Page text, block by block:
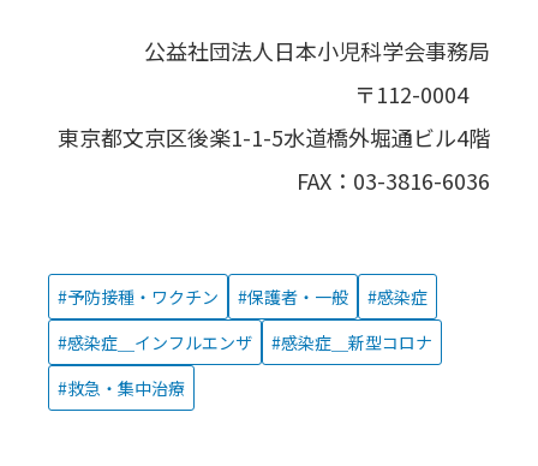
公益社団法人日本小児科学会事務局
〒112-0004
東京都文京区後楽1-1-5水道橋外堀通ビル4階
FAX：03-3816-6036
予防接種・ワクチン 保護者・一般
感染症
感染症＿インフルエンザ
感染症＿新型コロナ
救急・集中治療